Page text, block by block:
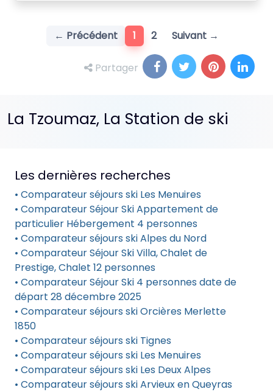
← Précédent 1(current)
2 Suivant →
Partager
La Tzoumaz, La Station de ski
Les dernières recherches
• Comparateur séjours ski Les Menuires
• Comparateur Séjour Ski Appartement de
particulier Hébergement 4 personnes
• Comparateur séjours ski Alpes du Nord
• Comparateur Séjour Ski Villa, Chalet de
Prestige, Chalet 12 personnes
• Comparateur Séjour Ski 4 personnes date de
départ 28 décembre 2025
• Comparateur séjours ski Orcières Merlette
1850
• Comparateur séjours ski Tignes
• Comparateur séjours ski Les Menuires
• Comparateur séjours ski Les Deux Alpes
• Comparateur séjours ski Arvieux en Queyras